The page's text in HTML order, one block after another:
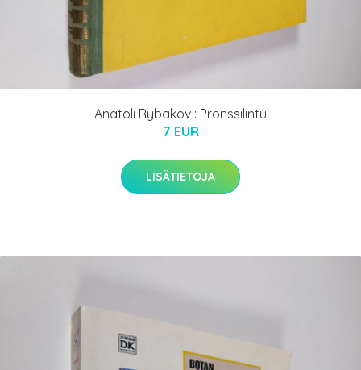
Anatoli Rybakov : Pronssilintu
7 EUR
LISÄTIETOJA